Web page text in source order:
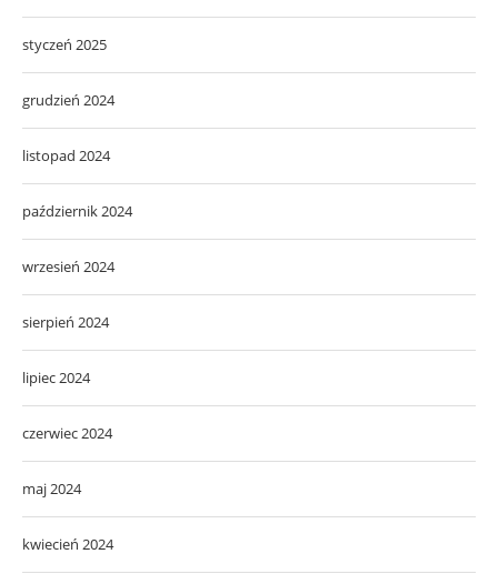
styczeń 2025
grudzień 2024
listopad 2024
październik 2024
wrzesień 2024
sierpień 2024
lipiec 2024
czerwiec 2024
maj 2024
kwiecień 2024